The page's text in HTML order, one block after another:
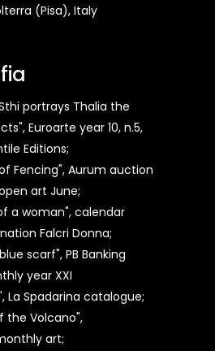
(Pisa), Italy
portrays Thalia the
Euroarte year 10, n.5,
Editions;
Fencing", Aurum auction
art June;
a woman", calendar
Falcri Donna;
scarf", PB Banking
year XXI
La Spadarina catalogue;
the Volcano",
art;